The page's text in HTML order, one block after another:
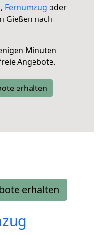
Fernumzug oder
Gießen nach
Minuten
Angebote.
erhalten
erhalten